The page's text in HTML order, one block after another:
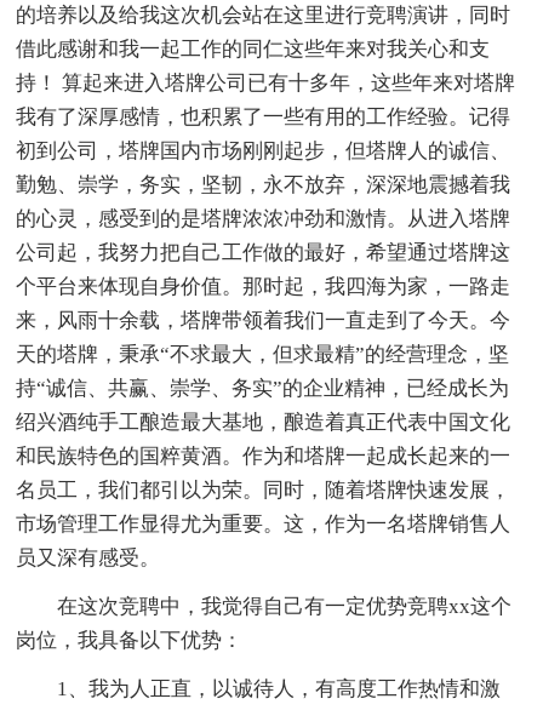
的培养以及给我这次机会站在这里进行竞聘演讲，同时
借此感谢和我一起工作的同仁这些年来对我关心和支
持！ 算起来进入塔牌公司已有十多年，这些年来对塔牌
我有了深厚感情，也积累了一些有用的工作经验。记得
初到公司，塔牌国内市场刚刚起步，但塔牌人的诚信、
勤勉、崇学，务实，坚韧，永不放弃，深深地震撼着我
的心灵，感受到的是塔牌浓浓冲劲和激情。从进入塔牌
公司起，我努力把自己工作做的最好，希望通过塔牌这
个平台来体现自身价值。那时起，我四海为家，一路走
来，风雨十余载，塔牌带领着我们一直走到了今天。今
天的塔牌，秉承“不求最大，但求最精”的经营理念，坚
持“诚信、共赢、崇学、务实”的企业精神，已经成长为
绍兴酒纯手工酿造最大基地，酿造着真正代表中国文化
和民族特色的国粹黄酒。作为和塔牌一起成长起来的一
名员工，我们都引以为荣。同时，随着塔牌快速发展，
市场管理工作显得尤为重要。这，作为一名塔牌销售人
员又深有感受。
在这次竞聘中，我觉得自己有一定优势竞聘xx这个
岗位，我具备以下优势：
1、我为人正直，以诚待人，有高度工作热情和激